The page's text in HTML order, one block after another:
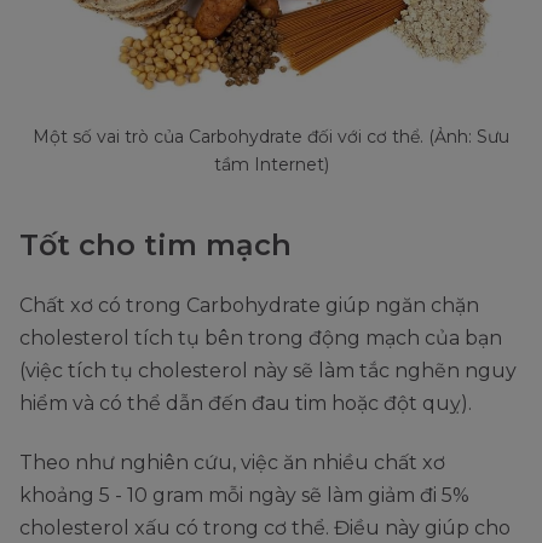
Một số vai trò của Carbohydrate đối với cơ thể. (Ảnh: Sưu
tầm Internet)
Tốt cho tim mạch
Chất xơ có trong Carbohydrate giúp ngăn chặn
cholesterol tích tụ bên trong động mạch của bạn
(việc tích tụ cholesterol này sẽ làm tắc nghẽn nguy
hiểm và có thể dẫn đến đau tim hoặc đột quỵ).
Theo như nghiên cứu, việc ăn nhiều chất xơ
khoảng 5 - 10 gram mỗi ngày sẽ làm giảm đi 5%
cholesterol xấu có trong cơ thể. Điều này giúp cho